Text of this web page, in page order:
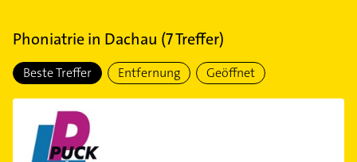
Phoniatriein Dachau (7Treffer)
Beste Treffer Entfernung Geöffnet